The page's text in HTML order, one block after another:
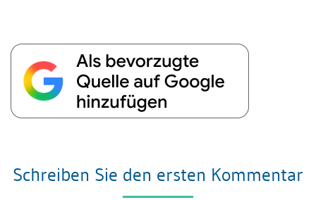
Schreiben Sie den ersten Kommentar